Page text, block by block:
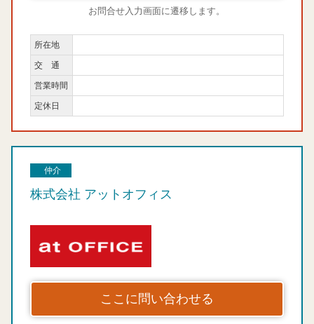
お問合せ入力画面に遷移します。
所在地
交 通
営業時間
定休日
仲介
株式会社 アットオフィス
ここに問い合わせる